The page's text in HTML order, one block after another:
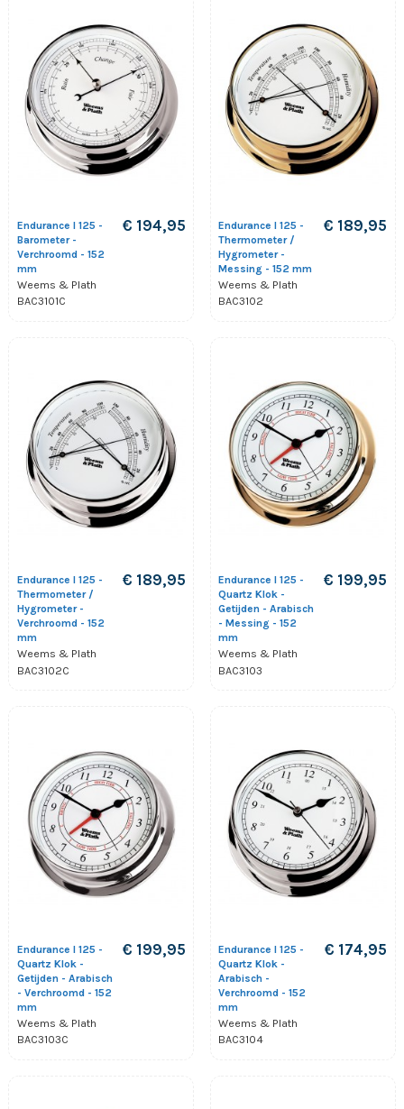
Endurance I 125 -
Barometer -
Verchroomd - 152
mm
Weems & Plath
BAC3101C
€ 194,95
Endurance I 125 -
Thermometer /
Hygrometer -
Messing - 152 mm
Weems & Plath
BAC3102
€ 189,95
Endurance I 125 -
Thermometer /
Hygrometer -
Verchroomd - 152
mm
Weems & Plath
BAC3102C
€ 189,95
Endurance I 125 -
Quartz Klok -
Getijden - Arabisch
- Messing - 152
mm
Weems & Plath
BAC3103
€ 199,95
Endurance I 125 -
Quartz Klok -
Getijden - Arabisch
- Verchroomd - 152
mm
Weems & Plath
BAC3103C
€ 199,95
Endurance I 125 -
Quartz Klok -
Arabisch -
Verchroomd - 152
mm
Weems & Plath
BAC3104
€ 174,95